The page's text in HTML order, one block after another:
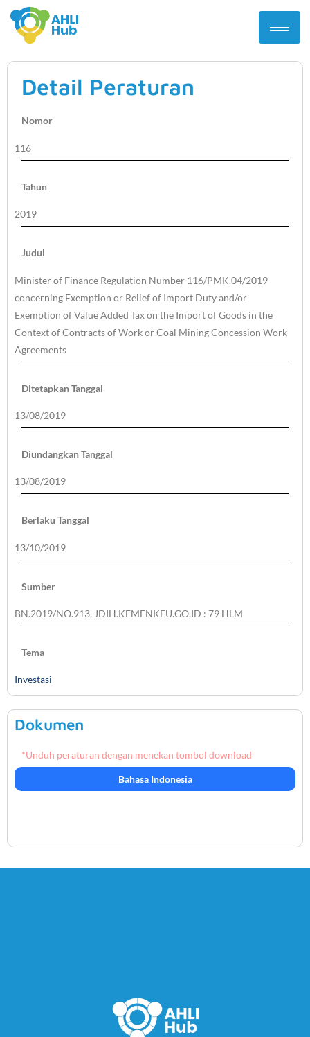
Detail Peraturan
Nomor
116
Tahun
2019
Judul
Minister of Finance Regulation Number 116/PMK.04/2019
concerning Exemption or Relief of Import Duty and/or
Exemption of Value Added Tax on the Import of Goods in the
Context of Contracts of Work or Coal Mining Concession Work
Agreements
Ditetapkan Tanggal
13/08/2019
Diundangkan Tanggal
13/08/2019
Berlaku Tanggal
13/10/2019
Sumber
BN.2019/NO.913, JDIH.KEMENKEU.GO.ID : 79 HLM
Tema
Investasi
Dokumen
*Unduh peraturan dengan menekan tombol download
Bahasa Indonesia